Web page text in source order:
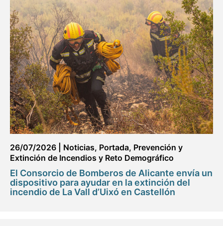
26/07/2026 Noticias, Portada, Prevención y
Extinción de Incendios y Reto Demográfico
El Consorcio de Bomberos de Alicante envía un
dispositivo para ayudar en la extinción del
incendio de La Vall d’Uixó en Castellón